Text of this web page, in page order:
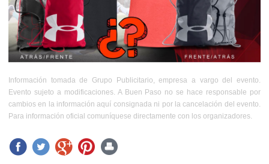
Información tomada de Grupo Publicitario, empresa a vargo del evento.
Evento sujeto a modificaciones. A Buen Paso no se hace responsable por
cambios en la información aquí consignada ni por la cancelación del evento.
Para información oficial comuníquese directamente con los organizadores.